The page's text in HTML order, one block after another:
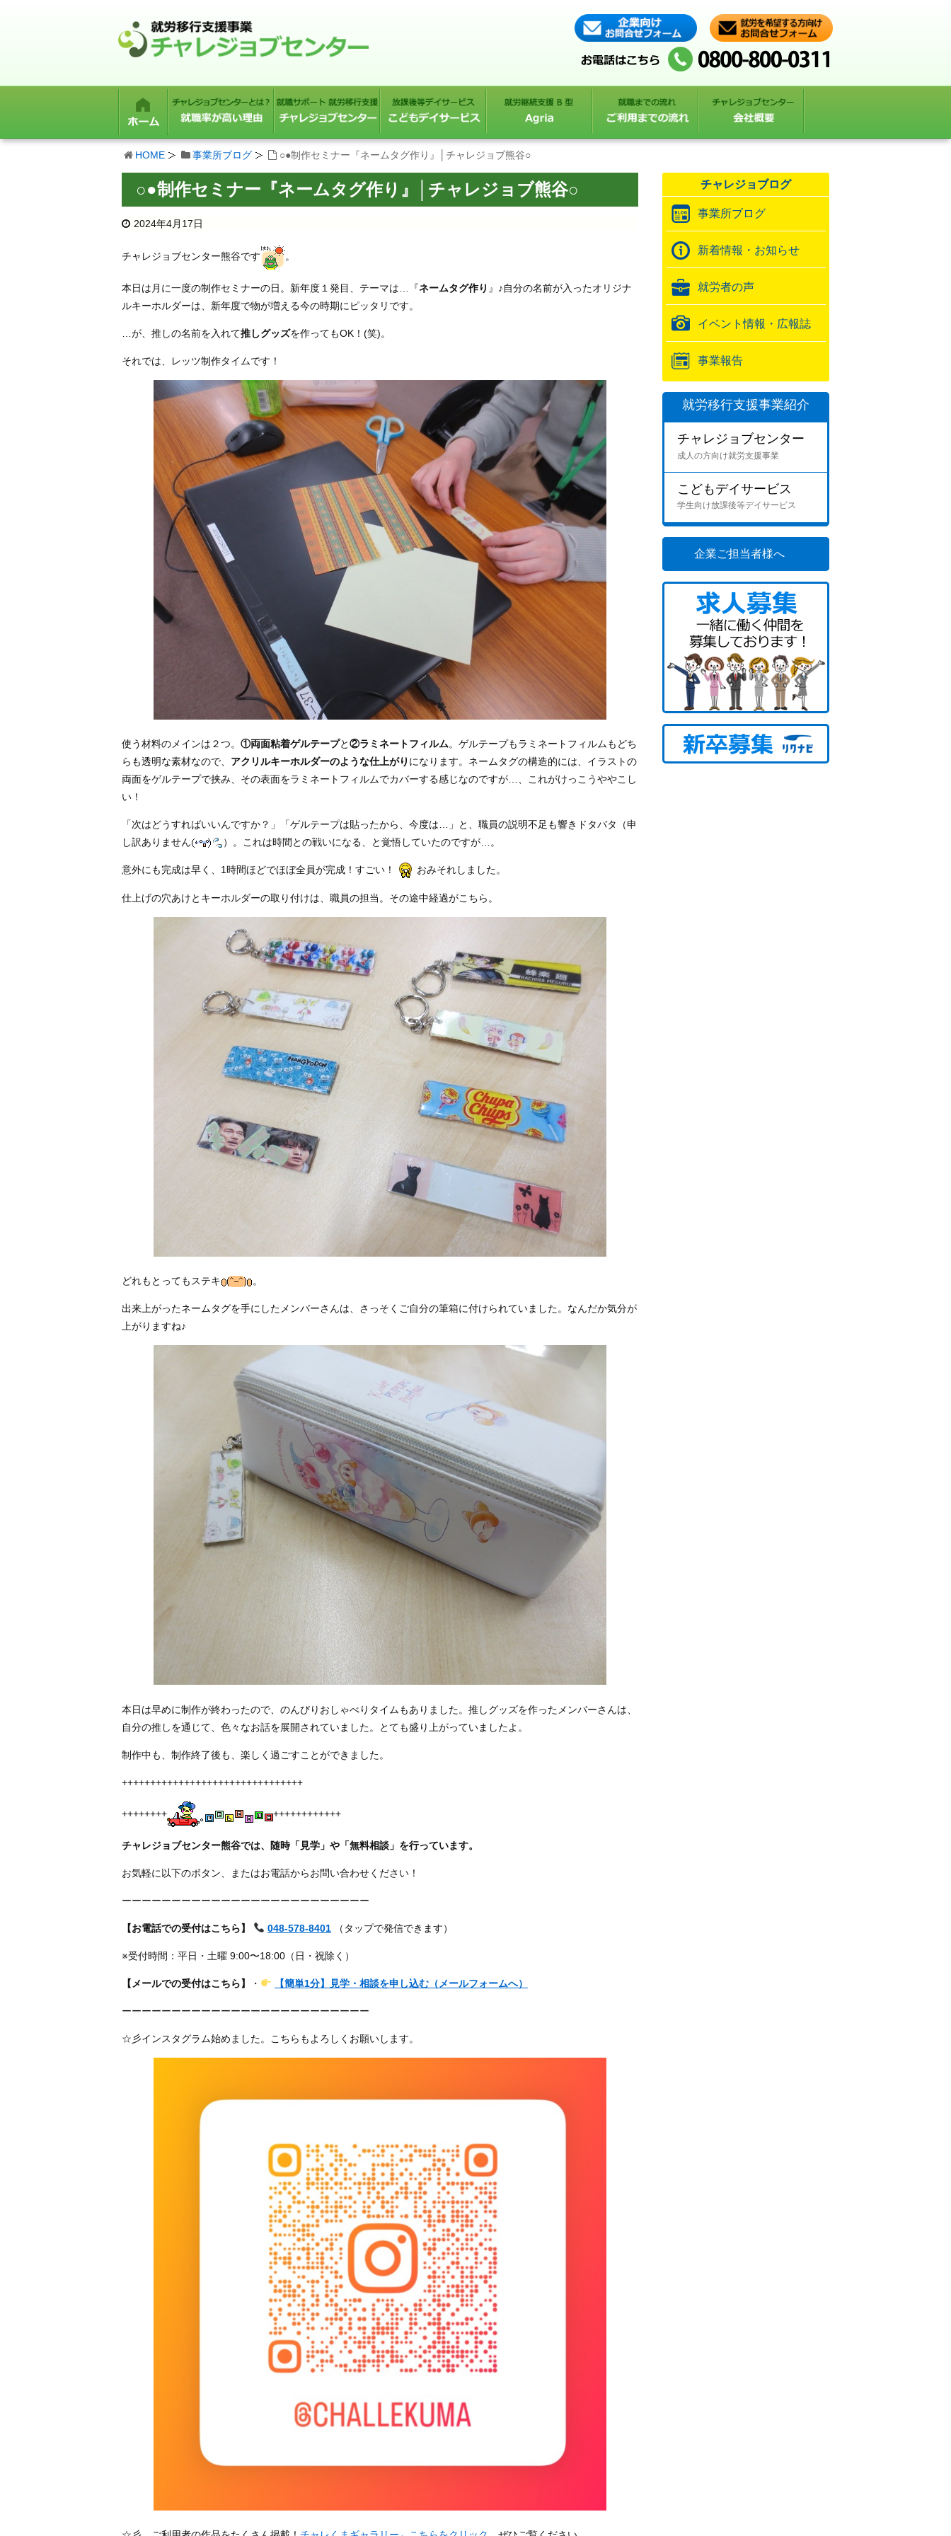
HOME 事業所ブログ ○●制作セミナー『ネームタグ作り』│チャレジョブ熊谷○
○●制作セミナー『ネームタグ作り』│チャレジョブ熊谷○
2024年4月17日
チャレジョブセンター熊谷です 。
本日は月に一度の制作セミナーの日。新年度１発目、テーマは…『ネームタグ作り 』♪自分の名前が入ったオリジナ
ルキーホルダーは、新年度で物が増える今の時期にピッタリです。
…が、推しの名前を入れて推しグッズを作ってもOK！(笑)。
それでは、レッツ制作タイムです！
使う材料のメインは２つ。 ①両面粘着ゲルテープと②ラミネートフィルム。ゲルテープもラミネートフィルムもどち
らも透明な素材なので、 アクリルキーホルダーのような仕上がり になります。ネームタグの構造的には、イラストの
両面をゲルテープで挟み、その表面をラミネートフィルムでカバーする感じなのですが…、これがけっこうややこし
い！
「次はどうすればいいんですか？」「ゲルテープは貼ったから、今度は…」と、職員の説明不足も響きドタバタ（申
し訳ありません
）。これは時間との戦いになる、と覚悟していたのですが…。
意外にも完成は早く、1時間ほどでほぼ全員が完成！すごい！ おみそれしました。
仕上げの穴あけとキーホルダーの取り付けは、職員の担当。その途中経過がこちら。
どれもとってもステキ 。
出来上がったネームタグを手にしたメンバーさんは、さっそくご自分の筆箱に付けられていました。なんだか気分が
上がりますね♪
本日は早めに制作が終わったので、のんびりおしゃべりタイムもありました。推しグッズを作ったメンバーさんは、
自分の推しを通じて、色々なお話を展開されていました。とても盛り上がっていましたよ。
制作中も、制作終了後も、楽しく過ごすことができました。
++++++++++++++++++++++++++++++++
++++++++ ++++++++++++
チャレジョブセンター熊谷では、随時「見学」や「無料相談」を行っています。
お気軽に以下のボタン、またはお電話からお問い合わせください！
ーーーーーーーーーーーーーーーーーーーーーーーーー
【お電話での受付はこちら】 048-578-8401（タップで発信できます）
※受付時間：平日・土曜 9:00〜18:00（日・祝除く）
【メールでの受付はこちら】 ・ 【簡単1分】見学・相談を申し込む（メールフォームへ）
ーーーーーーーーーーーーーーーーーーーーーーーーー
☆彡インスタグラム始めました。こちらもよろしくお願いします。
チャレジョブログ
事業所ブログ
新着情報・お知らせ
就労者の声
イベント情報・広報誌
事業報告
就労移行支援事業紹介
チャレジョブセンター
成人の方向け就労支援事業
こどもデイサービス
学生向け放課後等デイサービス
企業ご担当者様へ